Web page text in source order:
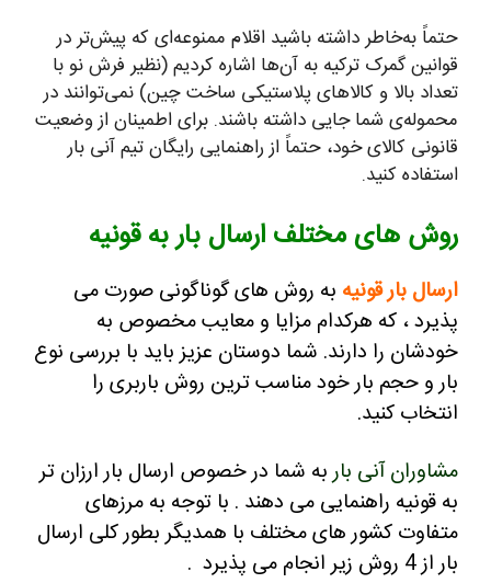
حتماً به‌خاطر داشته باشید اقلام ممنوعه‌ای که پیش‌تر در
قوانین گمرک ترکیه به آن‌ها اشاره کردیم (نظیر فرش نو با
تعداد بالا و کالاهای پلاستیکی ساخت چین) نمی‌توانند در
محموله‌ی شما جایی داشته باشند. برای اطمینان از وضعیت
قانونی کالای خود، حتماً از راهنمایی رایگان تیم آنی بار
استفاده کنید.
روش های مختلف ارسال بار به قونیه
ارسال بار قونیه به روش های گوناگونی صورت می
پذیرد ، که هرکدام مزایا و معایب مخصوص به
خودشان را دارند. شما دوستان عزیز باید با بررسی نوع
بار و حجم بار خود مناسب ترین روش باربری را
انتخاب کنید.
مشاوران آنی باربه شما در خصوص ارسال بار ارزان تر
به قونیه راهنمایی می دهند . با توجه به مرزهای
متفاوت کشور های مختلف با همدیگر بطور کلی ارسال
بار از 4 روش زیر انجام می پذیرد .